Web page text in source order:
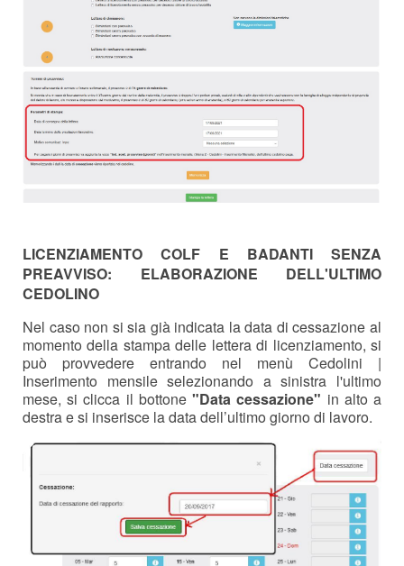
LICENZIAMENTO COLF E BADANTI SENZA
PREAVVISO: ELABORAZIONE DELL'ULTIMO
CEDOLINO
Nel caso non si sia già indicata la data di cessazione al
momento della stampa delle lettera di licenziamento, si
può provvedere entrando nel menù Cedolini |
Inserimento mensile selezionando a sinistra l'ultimo
mese, si clicca il bottone"Data cessazione" in alto a
destra e si inserisce la data dell’ultimo giorno di lavoro.